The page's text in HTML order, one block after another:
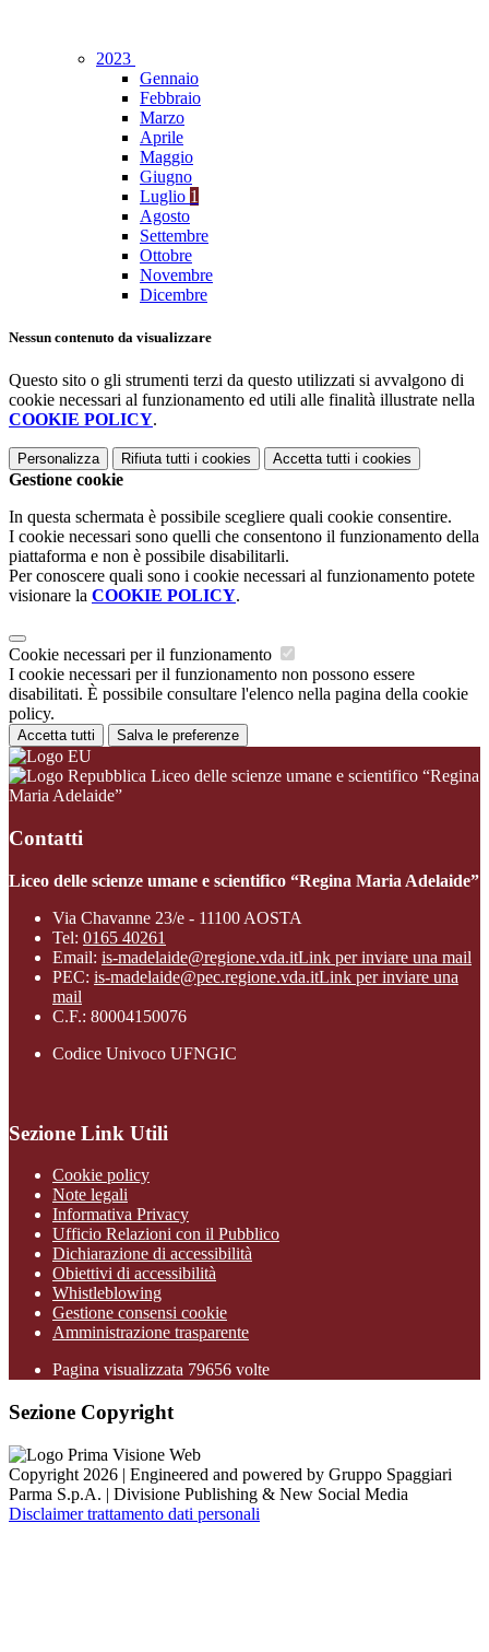
2023
Gennaio
Febbraio
Marzo
Aprile
Maggio
Giugno
Luglio 1
Agosto
Settembre
Ottobre
Novembre
Dicembre
Nessun contenuto da visualizzare
Questo sito o gli strumenti terzi da questo utilizzati si avvalgono di
cookie necessari al funzionamento ed utili alle finalità illustrate nella
COOKIE POLICY.
Personalizza Rifiuta tutti i cookies Accetta tutti i cookies
Gestione cookie
In questa schermata è possibile scegliere quali cookie consentire.
I cookie necessari sono quelli che consentono il funzionamento della
piattaforma e non è possibile disabilitarli.
Per conoscere quali sono i cookie necessari al funzionamento potete
visionare la COOKIE POLICY.
Cookie necessari per il funzionamento
I cookie necessari per il funzionamento non possono essere
disabilitati. È possibile consultare l'elenco nella pagina della cookie
policy.
Accetta tutti Salva le preferenze
Liceo delle scienze umane e scientifico “Regina
Maria Adelaide”
Contatti
Liceo delle scienze umane e scientifico “Regina Maria Adelaide”
Via Chavanne 23/e - 11100 AOSTA
Tel: 0165 40261
Email: is-madelaide@regione.vda.itLink per inviare una mail
PEC: is-madelaide@pec.regione.vda.itLink per inviare una
mail
C.F.: 80004150076
Codice Univoco UFNGIC
Sezione Link Utili
Cookie policy
Note legali
Informativa Privacy
Ufficio Relazioni con il Pubblico
Dichiarazione di accessibilità
Obiettivi di accessibilità
Whistleblowing
Gestione consensi cookie
Amministrazione trasparente
Pagina visualizzata 79656 volte
Sezione Copyright
Copyright 2026 | Engineered and powered by Gruppo Spaggiari
Parma S.p.A. | Divisione Publishing & New Social Media
Disclaimer trattamento dati personali